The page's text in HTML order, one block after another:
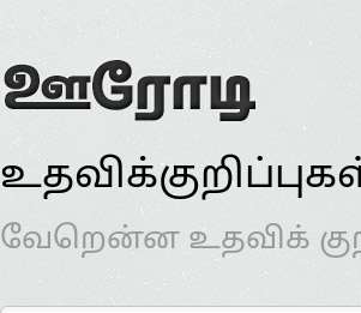
வேறென்ன உதவிக்